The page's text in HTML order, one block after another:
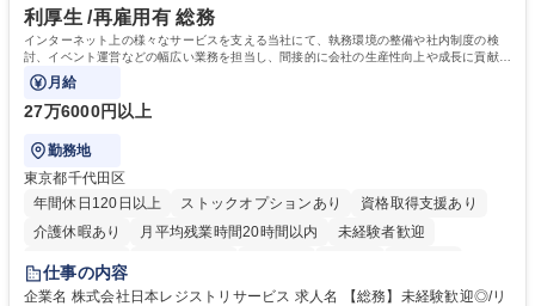
利厚生 /再雇用有 総務
インターネット上の様々なサービスを支える当社にて、執務環境の整備や社内制度の検
討、イベント運営などの幅広い業務を担当し、間接的に会社の生産性向上や成長に貢献し
ている部署です。
月給
27万6000円以上
勤務地
東京都千代田区
年間休日120日以上
ストックオプションあり
資格取得支援あり
介護休暇あり
月平均残業時間20時間以内
未経験者歓迎
住宅手当あり
完全週休2日制
交通費支給 駅近5分以内 土日祝休み 服装自由
仕事の内容
企業名 株式会社日本レジストリサービス 求人名 【総務】未経験歓迎◎/リ